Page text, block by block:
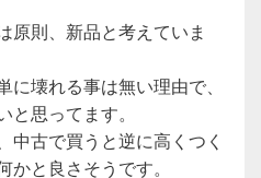
原則、新品と考えていま
壊れる事は無い理由で、
思ってます。
中古で買うと逆に高くつく
と良さそうです。